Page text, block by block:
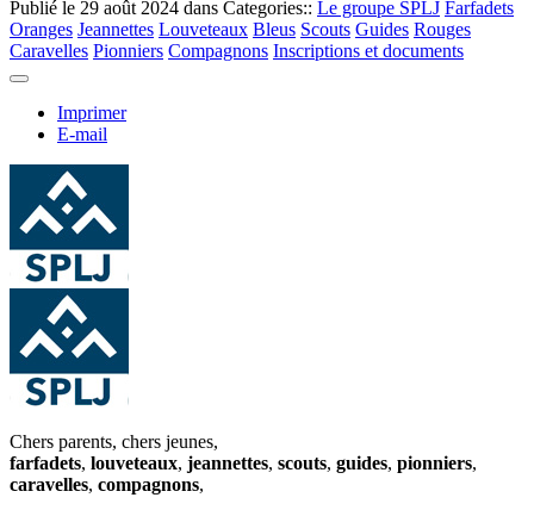
Publié le 29 août 2024 dans Categories:: Le groupe SPLJ Farfadets
Oranges Jeannettes Louveteaux Bleus Scouts Guides Rouges
Caravelles Pionniers Compagnons Inscriptions et documents
Imprimer
E-mail
Chers parents, chers jeunes,
farfadets, louveteaux, jeannettes, scouts, guides, pionniers,
caravelles, compagnons,